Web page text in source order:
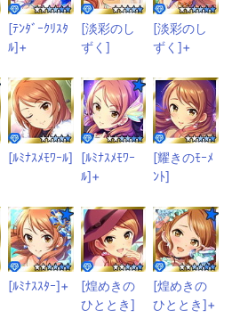
[ﾃﾝﾀﾞｰｸﾘｽﾀ
ﾙ]+
[淡彩のし
ずく]
[淡彩のし
ずく]+
[ﾙﾐﾅｽﾒﾓﾜｰﾙ]
[ﾙﾐﾅｽﾒﾓﾜｰ
ﾙ]+
[耀きのﾓｰﾒ
ﾝﾄ]
[ﾙﾐﾅｽｽﾀｰ]+
[煌めきの
ひととき]
[煌めきの
ひととき]+